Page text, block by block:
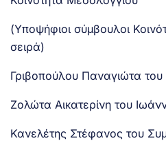
(Υποψήφιοι σύμβουλοι
σειρά)
Γριβοπούλου Παναγιώτα
Ζολώτα Αικατερίνη του
Κανελέτης Στέφανος του